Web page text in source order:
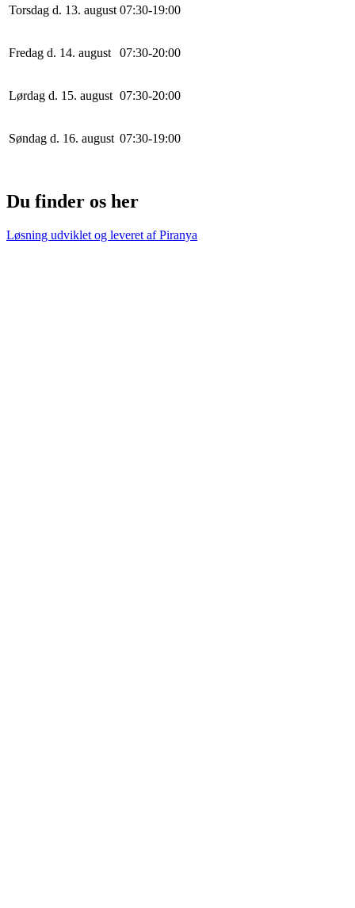
Torsdag d. 13. august 07:30-19:00
Fredag d. 14. august 07:30-20:00
Lørdag d. 15. august 07:30-20:00
Søndag d. 16. august 07:30-19:00
Du finder os her
Løsning udviklet og leveret afPiranya